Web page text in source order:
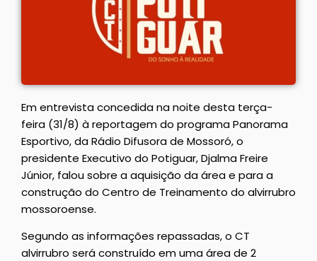
Em entrevista concedida na noite desta terça-
feira (31/8) à reportagem do programa Panorama
Esportivo, da Rádio Difusora de Mossoró, o
presidente Executivo do Potiguar, Djalma Freire
Júnior, falou sobre a aquisição da área e para a
construção do Centro de Treinamento do alvirrubro
mossoroense.
Segundo as informações repassadas, o CT
alvirrubro será construído em uma área de 2